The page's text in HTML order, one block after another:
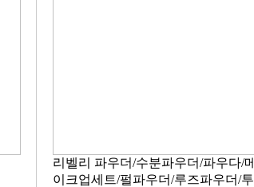
리벨리 파우더/수분파우더/파우다/메
이크업세트/펄파우더/루즈파우더/투